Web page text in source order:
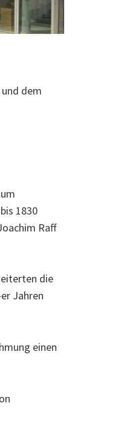
dem
1830
Raff
die
Jahren
einen